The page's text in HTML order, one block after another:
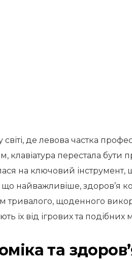
де левова частка
клавіатура перестала
на ключовий інструмент,
найважливіше, здоров’я
тривалого, щоденного
їх від ігрових та
та